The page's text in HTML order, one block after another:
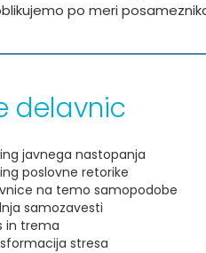
po meri
delavnic
javnega nastopanja
poslovne retorike
na temo samopodobe
samozavesti
in trema
stresa